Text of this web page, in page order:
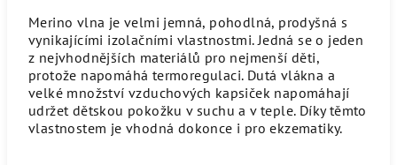
Merino vlna je velmi jemná, pohodlná, prodyšná s
vynikajícími izolačními vlastnostmi. Jedná se o jeden
z nejvhodnějších materiálů pro nejmenší děti,
protože napomáhá termoregulaci. Dutá vlákna a
velké množství vzduchových kapsiček napomáhají
udržet dětskou pokožku v suchu a v teple. Díky těmto
vlastnostem je vhodná dokonce i pro ekzematiky.